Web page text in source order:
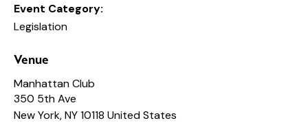
Event Category:
Legislation
Venue
Manhattan Club
350 5th Ave
New York,NY10118 United States